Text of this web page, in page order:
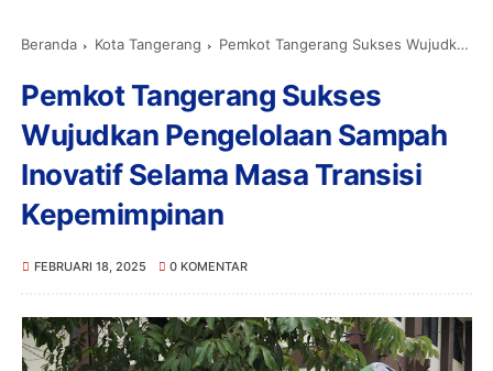
Beranda Kota Tangerang Pemkot Tangerang Sukses Wujudkan Pengelolaan Sampah Inovatif Selama Masa Transisi Kepemimpinan
Pemkot Tangerang Sukses
Wujudkan Pengelolaan Sampah
Inovatif Selama Masa Transisi
Kepemimpinan
FEBRUARI 18, 2025 0 KOMENTAR